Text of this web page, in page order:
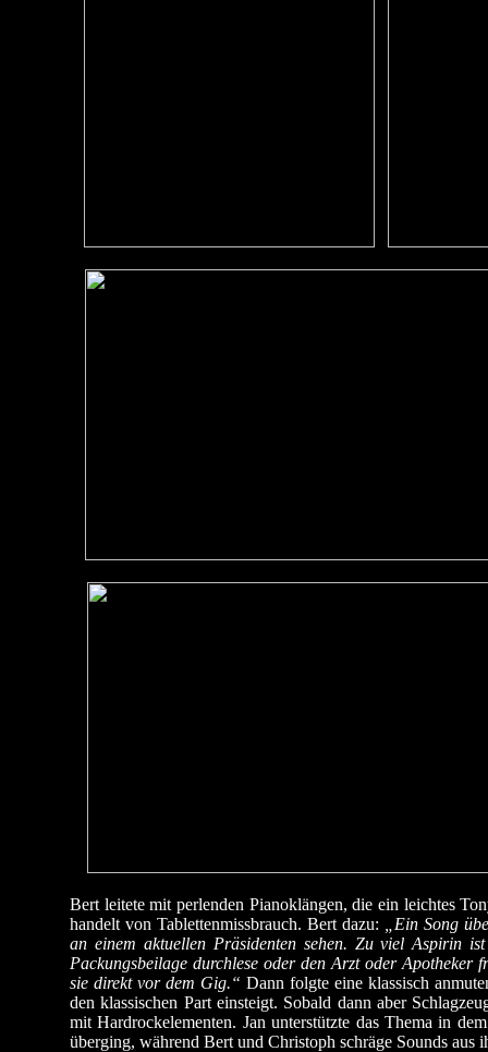
Bert leitete mit perlenden Pianoklängen, die ein leichtes
handelt von Tablettenmissbrauch. Bert dazu:
„Ein Song
an einem aktuellen Präsidenten sehen. Zu viel Aspirin
Packungsbeilage durchlese oder den Arzt oder Apotheker
sie direkt vor dem Gig.“ Dann folgte eine klassisch
den klassischen Part einsteigt. Sobald dann aber
mit Hardrockelementen. Jan unterstützte das Thema in
überging, während Bert und Christoph schräge Sounds aus